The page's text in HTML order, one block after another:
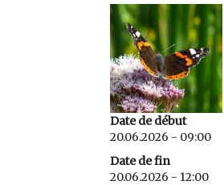
Date de début
20.06.2026 - 09:00
Date de fin
20.06.2026 - 12:00